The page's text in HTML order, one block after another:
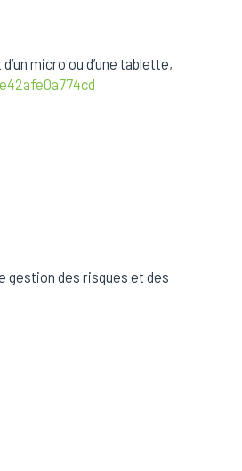
micro ou d’une tablette,
gestion des risques et des